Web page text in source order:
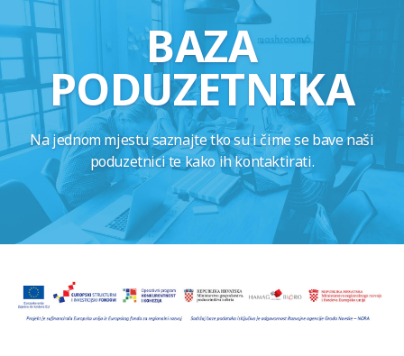
BAZA
PODUZETNIKA
Na jednom mjestu saznajte tko su i čime se bave naši
poduzetnici te kako ih kontaktirati.